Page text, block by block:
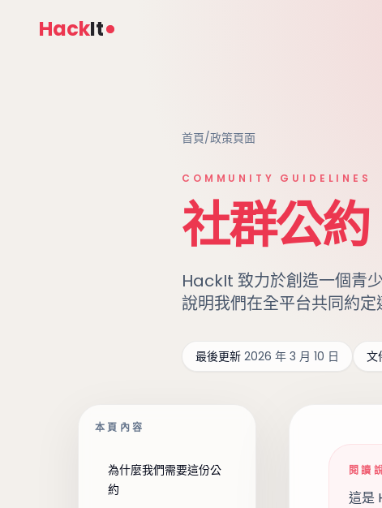
HackIt
首頁/政策頁面
COMMUNITY GUIDELINES
社群公約
HackIt 致力於創造一個青
說明我們在全平台共同約定
最後更新 2026 年 3 月 10 日 文
本頁內容
為什麼我們需要這份公
約
閱讀
這是